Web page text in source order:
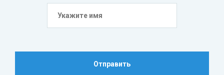
Отправить